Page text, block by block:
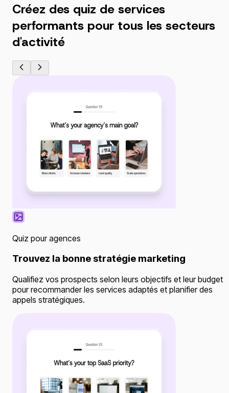
Créez des quiz de services
performants pour tous les secteurs
d'activité
Quiz pour agences
Trouvez la bonne stratégie marketing
Qualifiez vos prospects selon leurs objectifs et leur budget
pour recommander les services adaptés et planifier des
appels stratégiques.